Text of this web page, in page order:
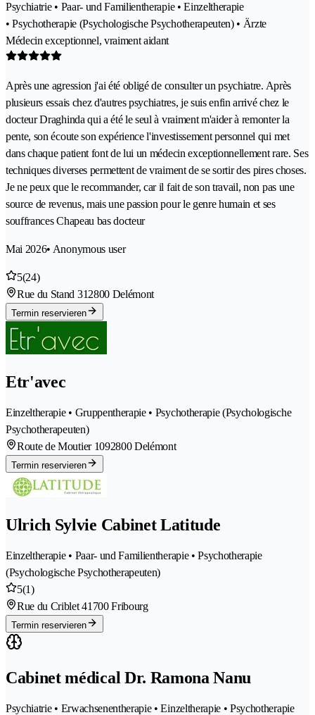
Psychiatrie • Paar- und Familientherapie • Einzeltherapie
• Psychotherapie (Psychologische Psychotherapeuten) • Ärzte
Médecin exceptionnel, vraiment aidant
Après une agression j'ai été obligé de consulter un psychiatre. Après
plusieurs essais chez d'autres psychiatres, je suis enfin arrivé chez le
docteur Draghinda qui a été le seul à vraiment m'aider à remonter la
pente, son écoute son expérience l'investissement personnel qui met
dans chaque patient font de lui un médecin exceptionnellement rare. Ses
techniques diverses permettent de vraiment de se sortir des pires choses.
Je ne peux que le recommander, car il fait de son travail, non pas une
source de revenus, mais une passion pour le genre humain et ses
souffrances Chapeau bas docteur
Mai 2026• Anonymous user
5(24)
Rue du Stand 312800 Delémont
Termin reservieren
Etr'avec
Einzeltherapie • Gruppentherapie • Psychotherapie (Psychologische
Psychotherapeuten)
Route de Moutier 1092800 Delémont
Termin reservieren
Ulrich Sylvie Cabinet Latitude
Einzeltherapie • Paar- und Familientherapie • Psychotherapie
(Psychologische Psychotherapeuten)
5(1)
Rue du Criblet 41700 Fribourg
Termin reservieren
Cabinet médical Dr. Ramona Nanu
Psychiatrie • Erwachsenentherapie • Einzeltherapie • Psychotherapie